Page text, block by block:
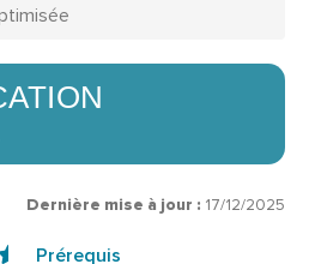
Dernière mise à jour : 17/12/2025
Prérequis